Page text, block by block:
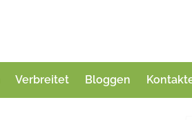
Verbreitet Bloggen